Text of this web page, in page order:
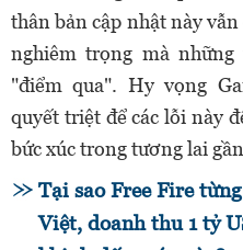
thân bản cập nhật này
nghiêm trọng mà
"điểm qua". Hy vọng
quyết triệt để các lỗi này
bức xúc trong tương lai
Tại sao Free Fire
Việt, doanh thu 1 tỷ